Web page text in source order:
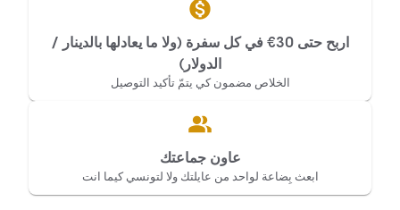
اربح حتى 30€ في كل سفرة (ولا ما يعادلها بالدينار /
الدولار)
الخلاص مضمون كي يتمّ تأكيد التوصيل
عاون جماعتك
ابعث بِضاعة لواحد من عايلتك ولا لتونسي كيما انت